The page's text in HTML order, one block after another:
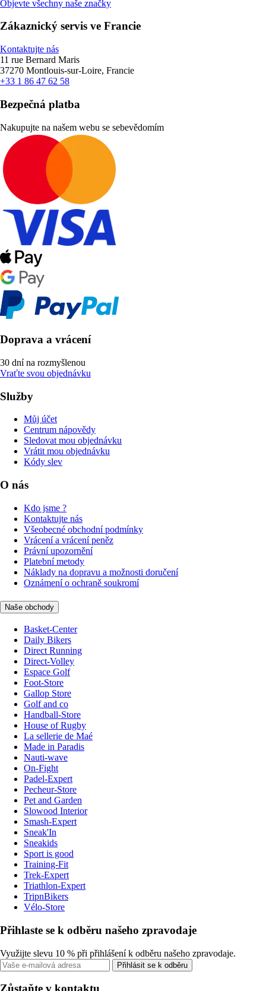
Objevte všechny naše značky
Zákaznický servis ve Francie
Kontaktujte nás
11 rue Bernard Maris
37270 Montlouis-sur-Loire, Francie
+33 1 86 47 62 58
Bezpečná platba
Nakupujte na našem webu se sebevědomím
Doprava a vrácení
30 dní na rozmyšlenou
Vraťte svou objednávku
Služby
Můj účet
Centrum nápovědy
Sledovat mou objednávku
Vrátit mou objednávku
Kódy slev
O nás
Kdo jsme ?
Kontaktujte nás
Všeobecné obchodní podmínky
Vrácení a vrácení peněz
Právní upozornění
Platební metody
Náklady na dopravu a možnosti doručení
Oznámení o ochraně soukromí
Naše obchody
Basket-Center
Daily Bikers
Direct Running
Direct-Volley
Espace Golf
Foot-Store
Gallop Store
Golf and co
Handball-Store
House of Rugby
La sellerie de Maé
Made in Paradis
Nauti-wave
On-Fight
Padel-Expert
Pecheur-Store
Pet and Garden
Slowood Interior
Smash-Expert
Sneak'In
Sneakids
Sport is good
Training-Fit
Trek-Expert
Triathlon-Expert
TripnBikers
Vélo-Store
Přihlaste se k odběru našeho zpravodaje
Využijte slevu 10 % při přihlášení k odběru našeho zpravodaje.
Přihlásit se k odběru